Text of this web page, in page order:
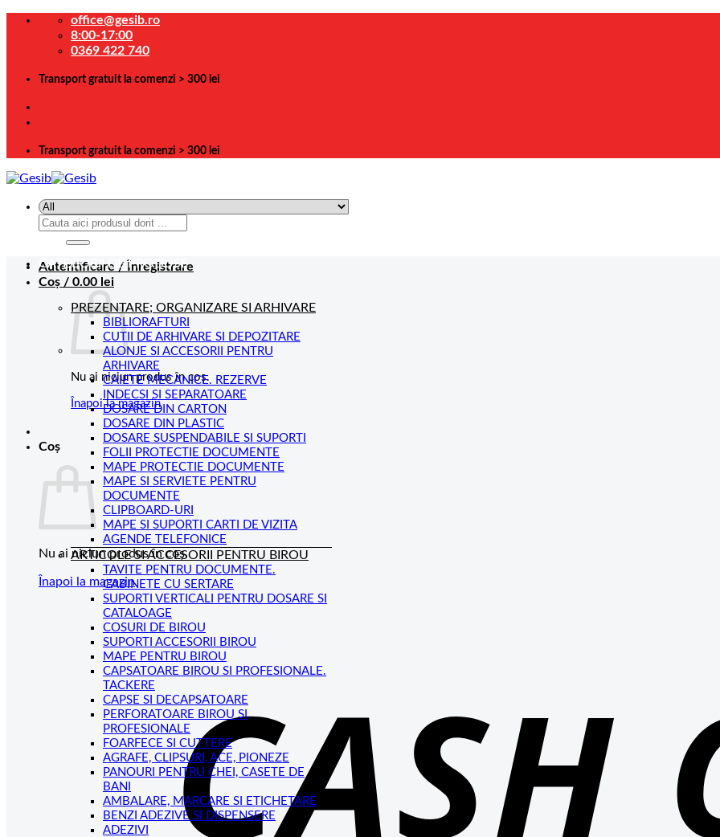
Skip
office@gesib.ro
8:00-17:00
0369 422 740
Transport gratuit la comenzi > 300 lei
Transport gratuit la comenzi > 300 lei
Caută
Autentificare / Înregistrare
Coș / 0.00 lei
Nu ai niciun produs în coș.
Înapoi la magazin
Coș
Nu ai niciun produs în coș.
Înapoi la magazin
CATEGORII DE PRODUSE
PREZENTARE; ORGANIZARE SI ARHIVARE
BIBLIORAFTURI
CUTII DE ARHIVARE SI DEPOZITARE
ALONJE SI ACCESORII PENTRU
ARHIVARE
CAIETE MECANICE. REZERVE
INDECSI SI SEPARATOARE
DOSARE DIN CARTON
DOSARE DIN PLASTIC
DOSARE SUSPENDABILE SI SUPORTI
FOLII PROTECTIE DOCUMENTE
MAPE PROTECTIE DOCUMENTE
MAPE SI SERVIETE PENTRU
DOCUMENTE
CLIPBOARD-URI
MAPE SI SUPORTI CARTI DE VIZITA
AGENDE TELEFONICE
ARTICOLE SI ACCESORII PENTRU BIROU
TAVITE PENTRU DOCUMENTE.
CABINETE CU SERTARE
SUPORTI VERTICALI PENTRU DOSARE SI
CATALOAGE
COSURI DE BIROU
SUPORTI ACCESORII BIROU
MAPE PENTRU BIROU
CAPSATOARE BIROU SI PROFESIONALE.
TACKERE
CAPSE SI DECAPSATOARE
PERFORATOARE BIROU SI
PROFESIONALE
FOARFECE SI CUTTERE
AGRAFE, CLIPSURI, ACE, PIONEZE
PANOURI PENTRU CHEI, CASETE DE
BANI
AMBALARE, MARCARE SI ETICHETARE
BENZI ADEZIVE SI DISPENSERE
ADEZIVI